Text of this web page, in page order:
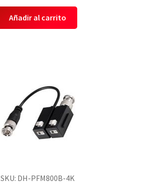
Añadir al carrito
SKU: DH-PFM800B-4K